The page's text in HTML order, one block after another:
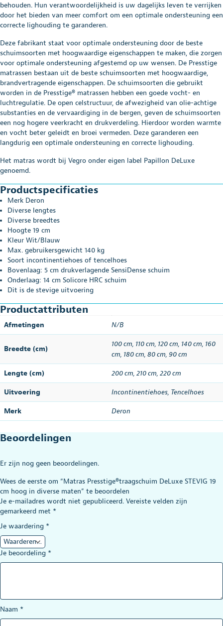
behouden. Hun verantwoordelijkheid is uw dagelijks leven te verrijken
door het bieden van meer comfort om een optimale ondersteuning een
correcte lighouding te garanderen.
Deze fabrikant staat voor optimale ondersteuning door de beste
schuimsoorten met hoogwaardige eigenschappen te maken, die zorgen
voor optimale ondersteuning afgestemd op uw wensen. De Presstige
matrassen bestaan uit de beste schuimsoorten met hoogwaardige,
brandvertragende eigenschappen. De schuimsoorten die gebruikt
worden in de Presstige® matrassen hebben een goede vocht- en
luchtregulatie. De open celstructuur, de afwezigheid van olie-achtige
substanties en de vervaardiging in de bergen, geven de schuimsoorten
een nog hogere veerkracht en drukverdeling. Hierdoor worden warmte
en vocht beter geleidt en broei vermeden. Deze garanderen een
langdurig een optimale ondersteuning en correcte lighouding.
Het matras wordt bij Vegro onder eigen label Papillon DeLuxe
genoemd.
Productspecificaties
Merk Deron
Diverse lengtes
Diverse breedtes
Hoogte 19 cm
Kleur Wit/Blauw
Max. gebruikersgewicht 140 kg
Soort incontinentiehoes of tencelhoes
Bovenlaag: 5 cm drukverlagende SensiDense schuim
Onderlaag: 14 cm Solicore HRC schuim
Dit is de stevige uitvoering
Productattributen
Afmetingen N/B
Breedte (cm)
100 cm, 110 cm, 120 cm, 140 cm, 160
cm, 180 cm, 80 cm, 90 cm
Lengte (cm) 200 cm, 210 cm, 220 cm
Uitvoering Incontinentiehoes, Tencelhoes
Merk Deron
Beoordelingen
Er zijn nog geen beoordelingen.
Wees de eerste om “Matras Presstige®traagschuim DeLuxe STEVIG 19
cm hoog in diverse maten” te beoordelen
Je e-mailadres wordt niet gepubliceerd. Vereiste velden zijn
gemarkeerd met *
Je waardering *
Je beoordeling *
Naam *